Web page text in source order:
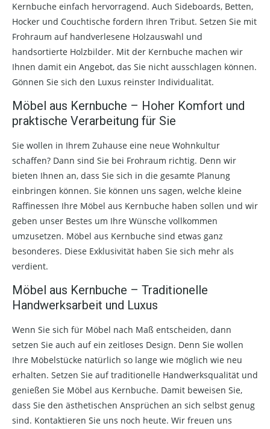
Kernbuche einfach hervorragend. Auch Sideboards, Betten,
Hocker und Couchtische fordern Ihren Tribut. Setzen Sie mit
Frohraum auf handverlesene Holzauswahl und
handsortierte Holzbilder. Mit der Kernbuche machen wir
Ihnen damit ein Angebot, das Sie nicht ausschlagen können.
Gönnen Sie sich den Luxus reinster Individualität.
Möbel aus Kernbuche – Hoher Komfort und
praktische Verarbeitung für Sie
Sie wollen in Ihrem Zuhause eine neue Wohnkultur
schaffen? Dann sind Sie bei Frohraum richtig. Denn wir
bieten Ihnen an, dass Sie sich in die gesamte Planung
einbringen können. Sie können uns sagen, welche kleine
Raffinessen Ihre Möbel aus Kernbuche haben sollen und wir
geben unser Bestes um Ihre Wünsche vollkommen
umzusetzen. Möbel aus Kernbuche sind etwas ganz
besonderes. Diese Exklusivität haben Sie sich mehr als
verdient.
Möbel aus Kernbuche – Traditionelle
Handwerksarbeit und Luxus
Wenn Sie sich für Möbel nach Maß entscheiden, dann
setzen Sie auch auf ein zeitloses Design. Denn Sie wollen
Ihre Möbelstücke natürlich so lange wie möglich wie neu
erhalten. Setzen Sie auf traditionelle Handwerksqualität und
genießen Sie Möbel aus Kernbuche. Damit beweisen Sie,
dass Sie den ästhetischen Ansprüchen an sich selbst genug
sind. Kontaktieren Sie uns noch heute. Wir freuen uns